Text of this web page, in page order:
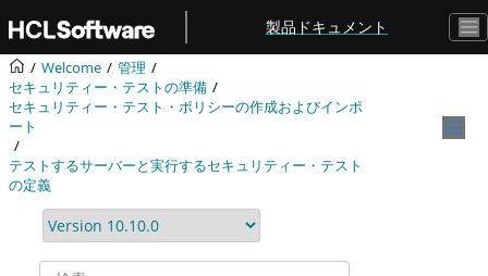
メインコンテンツにジャンプ
製品ドキュメント
Welcome
管理
セキュリティー・テストの準備
セキュリティー・テスト・ポリシーの作成およびインポ
ート
テストするサーバーと実行するセキュリティー・テスト
の定義